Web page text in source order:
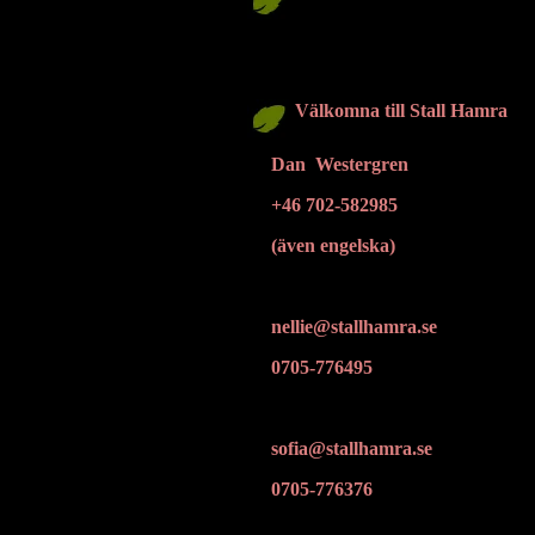
Välkomna till Stall Hamra
Dan Westergren
+46 702-582985
(även engelska)
nellie@stallhamra.se
0705-776495
sofia@stallhamra.se
0705-776376